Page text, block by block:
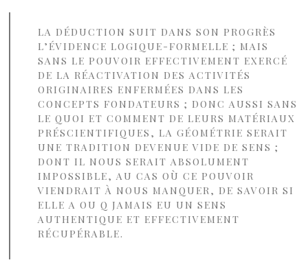
LA DÉDUCTION SUIT DANS SON PROGRÈS
L’ÉVIDENCE LOGIQUE-FORMELLE ; MAIS
SANS LE POUVOIR EFFECTIVEMENT EXERCÉ
DE LA RÉACTIVATION DES ACTIVITÉS
ORIGINAIRES ENFERMÉES DANS LES
CONCEPTS FONDATEURS ; DONC AUSSI SANS
LE QUOI ET COMMENT DE LEURS MATÉRIAUX
PRÉSCIENTIFIQUES, LA GÉOMÉTRIE SERAIT
UNE TRADITION DEVENUE VIDE DE SENS ;
DONT IL NOUS SERAIT ABSOLUMENT
IMPOSSIBLE, AU CAS OÙ CE POUVOIR
VIENDRAIT À NOUS MANQUER, DE SAVOIR SI
ELLE A OU Q JAMAIS EU UN SENS
AUTHENTIQUE ET EFFECTIVEMENT
RÉCUPÉRABLE.